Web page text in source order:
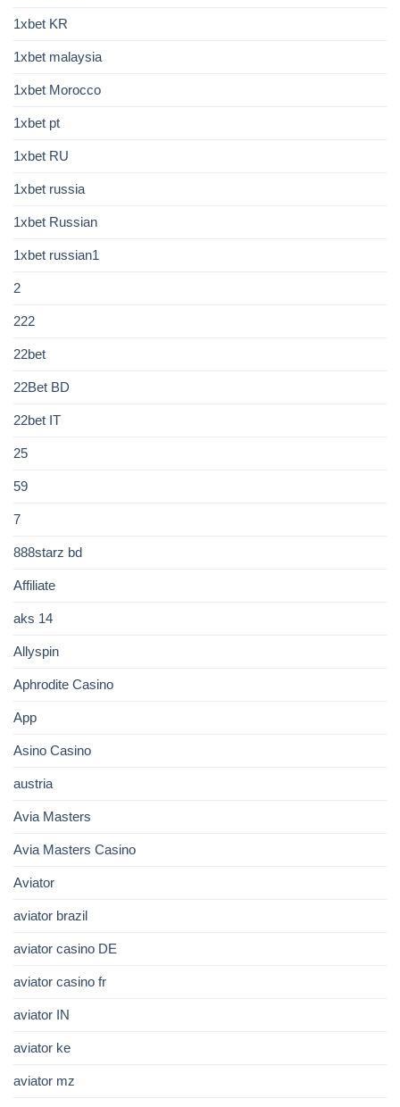
1xbet KR
1xbet malaysia
1xbet Morocco
1xbet pt
1xbet RU
1xbet russia
1xbet Russian
1xbet russian1
2
222
22bet
22Bet BD
22bet IT
25
59
7
888starz bd
Affiliate
aks 14
Allyspin
Aphrodite Casino
App
Asino Casino
austria
Avia Masters
Avia Masters Casino
Aviator
aviator brazil
aviator casino DE
aviator casino fr
aviator IN
aviator ke
aviator mz